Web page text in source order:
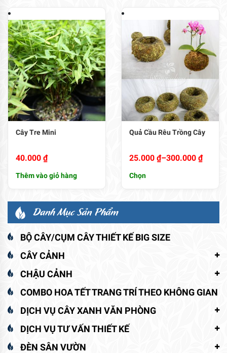
Cây Tre Mini
40.000 ₫
Thêm vào giỏ hàng
Quả Cầu Rêu Trồng Cây
25.000 ₫–300.000 ₫
Khoảng
từ
Chọn
có
nhiều
chọn
có
được
Danh Mục Sản Phẩm
BỘ CÂY/CỤM CÂY THIẾT KẾ BIG SIZE
CÂY CẢNH
CHẬU CẢNH
COMBO HOA TẾT TRANG TRÍ THEO KHÔNG GIAN
DỊCH VỤ CÂY XANH VĂN PHÒNG
DỊCH VỤ TƯ VẤN THIẾT KẾ
ĐÈN SÂN VƯỜN